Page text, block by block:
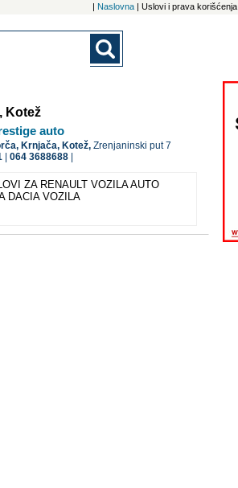
| Naslovna | Uslovi i prava korišćenja
Kotež
auto
Krnjača, Kotež,Zrenjaninski put 7
|064 3688688
ZA RENAULT VOZILA AUTO
DACIA VOZILA